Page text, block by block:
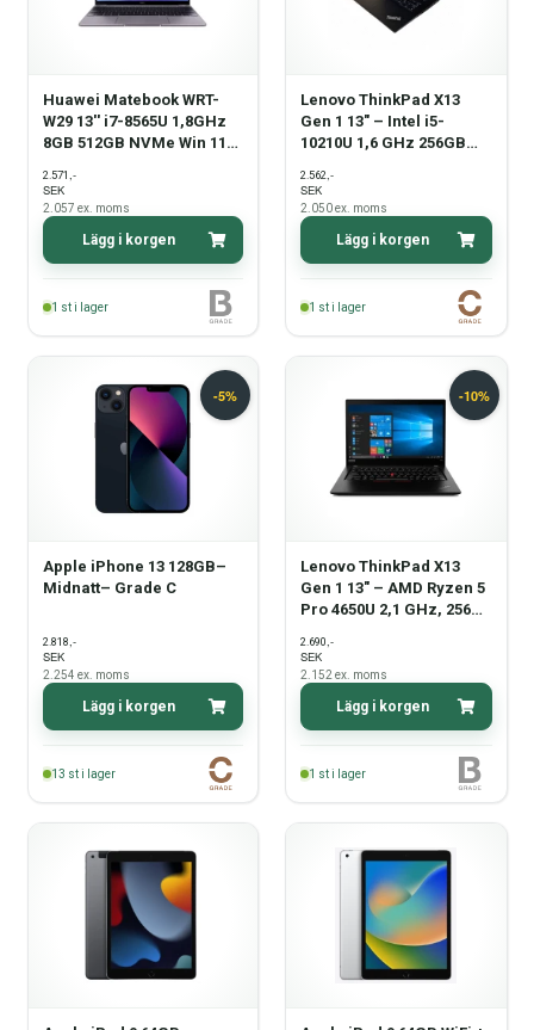
Huawei Matebook WRT-
W29 13'' i7-8565U 1,8GHz
8GB 512GB NVMe Win 11
2.571,-
SEK
2.057 ex. moms
Lägg i korgen
1 st i lager
Lenovo ThinkPad X13
Gen 1 13" – Intel i5-
10210U 1,6 GHz 256GB
Pekskärm – Kamera
defekt - Grade C
2.562,-
SEK
2.050ex. moms
Lägg i korgen
1 st i lager
Apple iPhone 13 128GB–
Midnatt– Grade C
2.818,-
SEK
2.254 ex. moms
Lägg i korgen
13 st i lager
Lenovo ThinkPad X13
Gen 1 13" – AMD Ryzen 5
Pro 4650U 2,1 GHz, 256
Windows 11 Pro – Grade
B
2.690,-
SEK
2.152 ex. moms
Lägg i korgen
1 st i lager